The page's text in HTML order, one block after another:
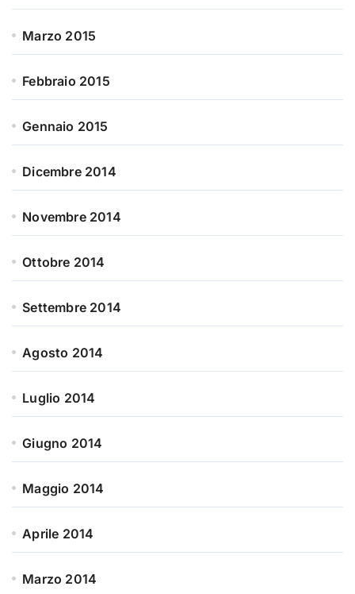
Marzo 2015
Febbraio 2015
Gennaio 2015
Dicembre 2014
Novembre 2014
Ottobre 2014
Settembre 2014
Agosto 2014
Luglio 2014
Giugno 2014
Maggio 2014
Aprile 2014
Marzo 2014